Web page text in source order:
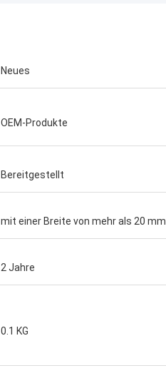
Neues
OEM-Produkte
Bereitgestellt
mit einer Breite von mehr als 20 mm
2 Jahre
0.1 KG